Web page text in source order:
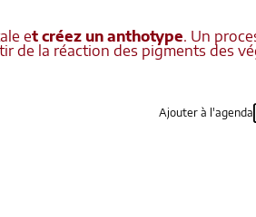
et créez un anthotype. Un
de la réaction des pigments des
Ajouter à l'agenda